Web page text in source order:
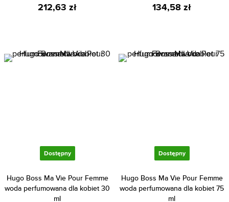
212,63 zł 134,58 zł
Dostępny
Hugo Boss Ma Vie Pour Femme
woda perfumowana dla kobiet 30
ml
Dostępny
Hugo Boss Ma Vie Pour Femme
woda perfumowana dla kobiet 75
ml